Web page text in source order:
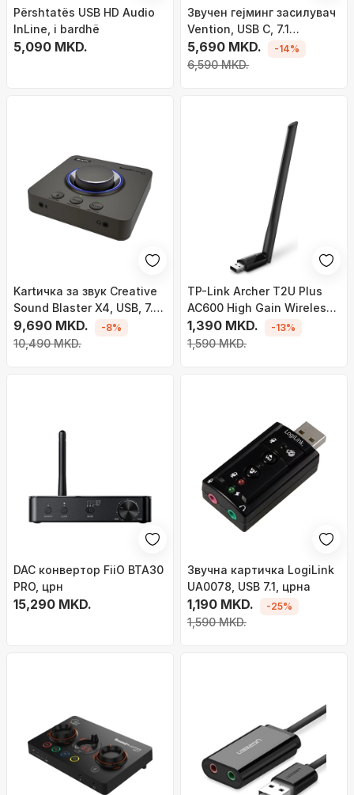
Përshtatës USB HD Audio
InLine, i bardhë
5,090 MKD.
Звучен гејминг засилувач
Vention, USB C, 7.1
surround, црн
5,690 MKD.
6,590 MKD.
-14%
Kartичка за звук Creative
Sound Blaster X4, USB, 7.1,
црна
9,690 MKD.
10,490 MKD.
-8%
TP-Link Archer T2U Plus
AC600 High Gain Wireless
D
1,390 MKD.
1,590 MKD.
-13%
DAC конвертор FiiO BTA30
PRO, црн
15,290 MKD.
Звучна картичка LogiLink
UA0078, USB 7.1, црна
1,190 MKD.
1,590 MKD.
-25%